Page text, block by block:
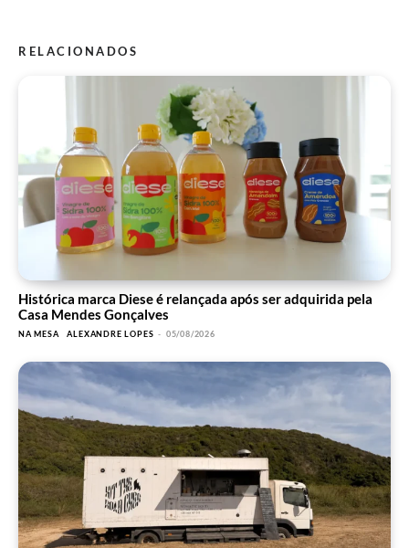
RELACIONADOS
Histórica marca Diese é relançada após ser adquirida pela
Casa Mendes Gonçalves
NA MESA ALEXANDRE LOPES - 05/08/2026